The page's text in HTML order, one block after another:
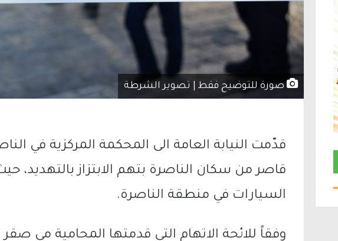
صورة للتوضيح فقط | تصوير الشرطة
قدّمت النيابة العامة الى المحكمة المركزية في
قاصر من سكان الناصرة بتهم الابتزاز بالتهديد،
السيارات في منطقة الناصرة.
وفقاً للائحة الاتهام التي قدمتها المحامية مي صقر